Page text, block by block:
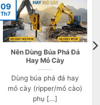
Nên Dùng Búa Phá Đá
Hay Mỏ Cày
Dùng búa phá đá hay
mỏ cày (ripper/mỏ cào)
phụ [...]
09
Th7